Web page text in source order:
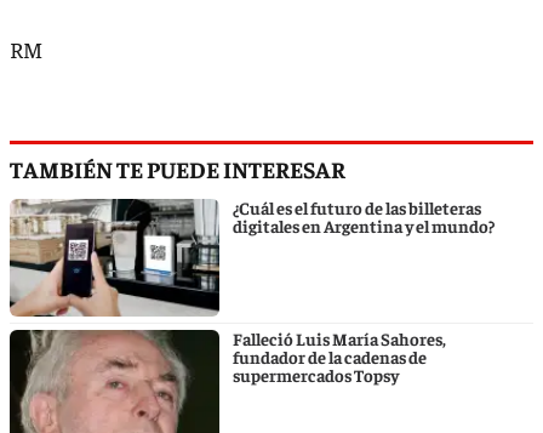
RM
TAMBIÉN TE PUEDE INTERESAR
¿Cuál es el futuro de las billeteras
digitales en Argentina y el mundo?
Falleció Luis María Sahores,
fundador de la cadenas de
supermercados Topsy